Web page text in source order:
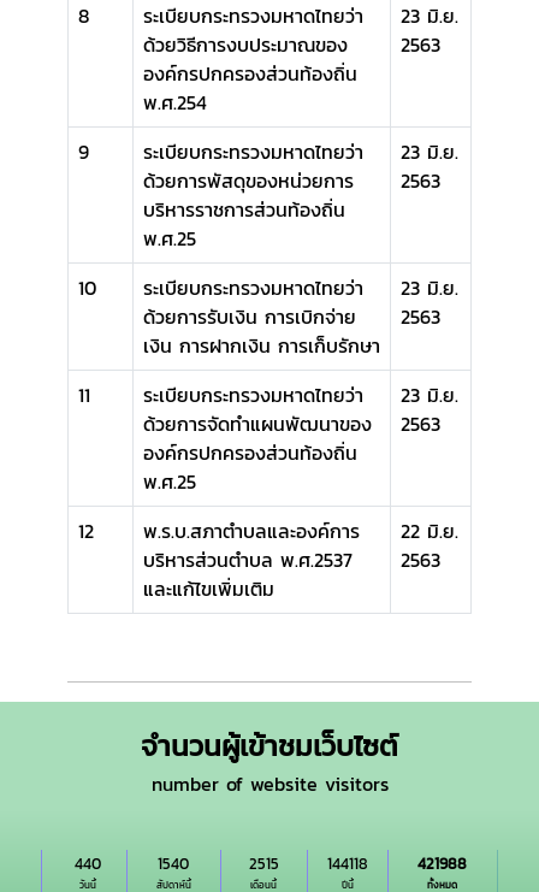
8
ระเบียบกระทรวงมหาดไทยว่า
ด้วยวิธีการงบประมาณของ
องค์กรปกครองส่วนท้องถิ่น
พ.ศ.254
23 มิ.ย.
2563
9
ระเบียบกระทรวงมหาดไทยว่า
ด้วยการพัสดุของหน่วยการ
บริหารราชการส่วนท้องถิ่น
พ.ศ.25
23 มิ.ย.
2563
10
ระเบียบกระทรวงมหาดไทยว่า
ด้วยการรับเงิน การเบิกจ่าย
เงิน การฝากเงิน การเก็บรักษา
23 มิ.ย.
2563
11
ระเบียบกระทรวงมหาดไทยว่า
ด้วยการจัดทำแผนพัฒนาของ
องค์กรปกครองส่วนท้องถิ่น
พ.ศ.25
23 มิ.ย.
2563
12
พ.ร.บ.สภาตำบลและองค์การ
บริหารส่วนตำบล พ.ศ.2537
และแก้ไขเพิ่มเติม
22 มิ.ย.
2563
จำนวนผู้เข้าชมเว็บไซต์
number of website visitors
วันนี้
440
สัปดาห์นี้
1540
เดือนนี้
2515
ปีนี้
144118
ทั้งหมด
421988